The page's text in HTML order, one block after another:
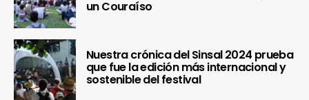
un Couraíso
Nuestra crónica del Sinsal 2024 prueba
que fue la edición más internacional y
sostenible del festival